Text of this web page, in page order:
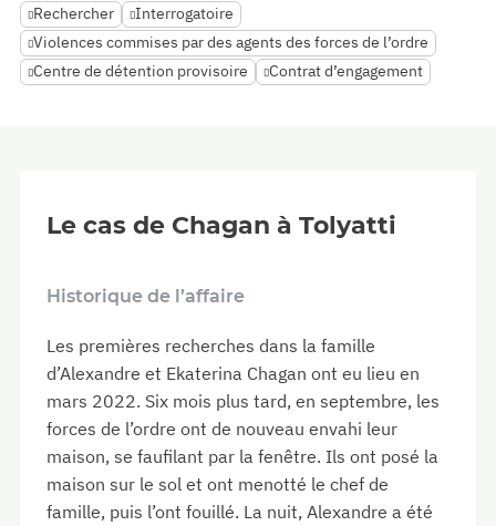
Rechercher
Interrogatoire
Violences commises par des agents des forces de l’ordre
Centre de détention provisoire
Contrat d’engagement
Le cas de Chagan à Tolyatti
Historique de l’affaire
Les premières recherches dans la famille
d’Alexandre et Ekaterina Chagan ont eu lieu en
mars 2022. Six mois plus tard, en septembre, les
forces de l’ordre ont de nouveau envahi leur
maison, se faufilant par la fenêtre. Ils ont posé la
maison sur le sol et ont menotté le chef de
famille, puis l’ont fouillé. La nuit, Alexandre a été